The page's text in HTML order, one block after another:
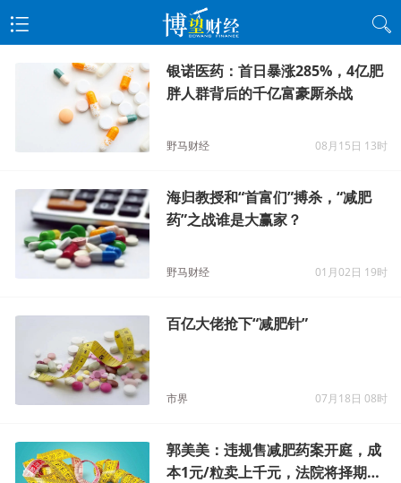
银诺医药：首日暴涨285%，4亿肥
胖人群背后的千亿富豪厮杀战
野马财经 08月15日 13时
海归教授和“首富们”搏杀，“减肥
药”之战谁是大赢家？
野马财经 01月02日 19时
百亿大佬抢下“减肥针”
市界 07月18日 08时
郭美美：违规售减肥药案开庭，成
本1元/粒卖上千元，法院将择期宣